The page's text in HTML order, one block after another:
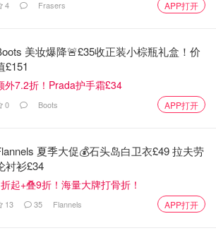
于playstation store，版权属于原作者
绝地：陨落的武士团》的续篇回归，带
遥远的银河系中。剧情时间线在前作结
游戏整体拓展成了半开放世界的沙盒模
斗和传闻探索，场景美术审美依然在
不要错过啦！
4 Frasers APP打开
美妆爆降🚨£35收正装小棕瓶礼盒！价
£151
外7.2折！Prada护手霜£34
0 Boots APP打开
夏季大促💰石头岛白卫衣£49 拉夫劳
衬衫£34
起+叠9折！海量大牌打骨折！
13 35 Flannels APP打开